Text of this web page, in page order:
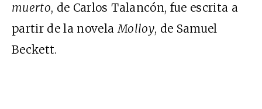
muerto, de Carlos Talancón, fue escrita a
partir de la novelaMolloy, de Samuel
Beckett.